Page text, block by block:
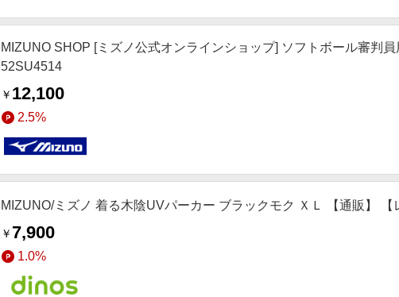
MIZUNO SHOP [ミズノ公式オンラインショップ] ソフトボール審判
52SU4514
￥ 12,100
2.5%
MIZUNO/ミズノ 着る木陰UVパーカー ブラックモク ＸＬ 【通販】 【
￥ 7,900
1.0%